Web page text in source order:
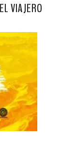
VIAJERO